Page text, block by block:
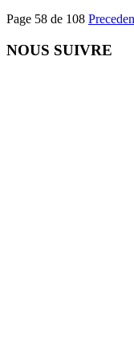
Page 58 de 108
NOUS SUIVRE